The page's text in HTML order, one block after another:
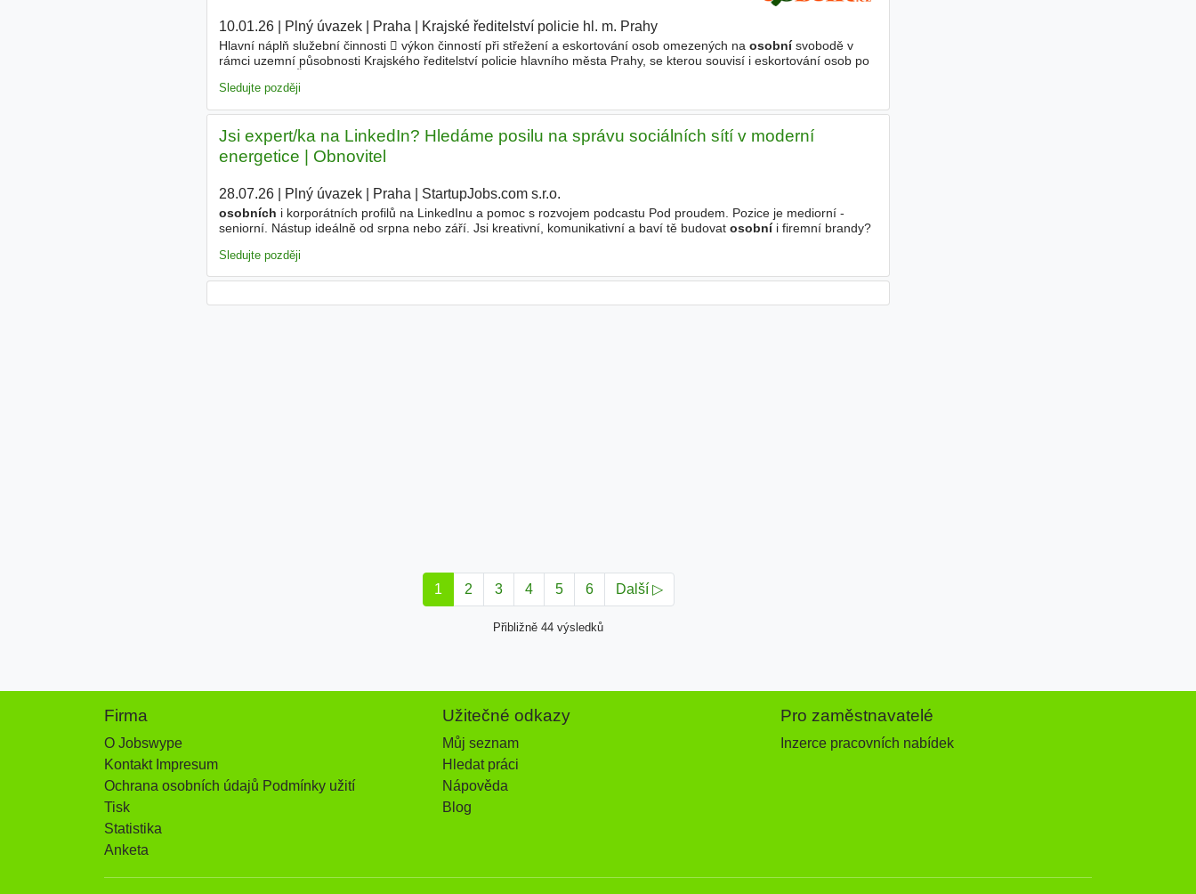
10.01.26| Plný úvazek| Praha Krajské ředitelství policie hl. m. Prahy
Hlavní náplň služební činnosti  výkon činností při střežení a eskortování osob omezených na osobnísvobodě v
rámci uzemní působnosti Krajského ředitelství policie hlavního města Prahy, se kterou souvisí i eskortování osob po
Sledujte později
Jsi expert/ka na LinkedIn? Hledáme posilu na správu sociálních sítí v moderní
energetice | Obnovitel
28.07.26| Plný úvazek| Praha StartupJobs.com s.r.o.
osobních i korporátních profilů na LinkedInu a pomoc s rozvojem podcastu Pod proudem. Pozice je mediorní -
seniorní. Nástup ideálně od srpna nebo září. Jsi kreativní, komunikativní a baví tě budovat osobníi firemní brandy?
Sledujte později
1 2 3 4 5 6 Další ▷
Přibližně 44 výsledků
Firma
O Jobswype
Kontakt Impresum
Ochrana osobních údajů Podmínky užití
Tisk
Statistika
Anketa
Užitečné odkazy
Můj seznam
Hledat práci
Nápověda
Blog
Pro zaměstnavatelé
Inzerce pracovních nabídek